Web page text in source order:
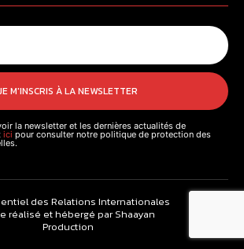
M'INSCRIS À LA NEWSLETTER
la newsletter et les dernières actualités de
ici pour consulter notre politique de protection des
des Relations Internationales
réalisé et hébergé par Shaayan
Production